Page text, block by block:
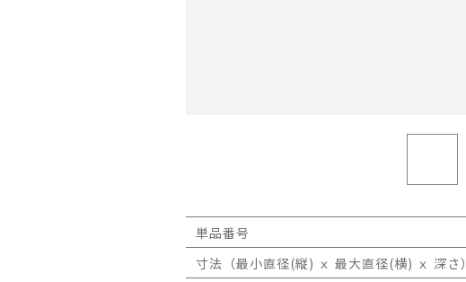
単品番号
寸法（最小直径(縦) ｘ 最大直径(横) ｘ 深さ）